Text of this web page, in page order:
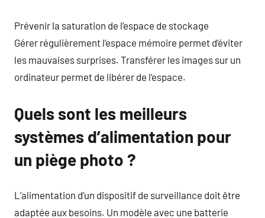
Prévenir la saturation de l’espace de stockage
Gérer régulièrement l’espace mémoire permet d’éviter
les mauvaises surprises. Transférer les images sur un
ordinateur permet de libérer de l’espace.
Quels sont les meilleurs
systèmes d’alimentation pour
un piège photo ?
L’alimentation d’un dispositif de surveillance doit être
adaptée aux besoins. Un modèle avec une batterie